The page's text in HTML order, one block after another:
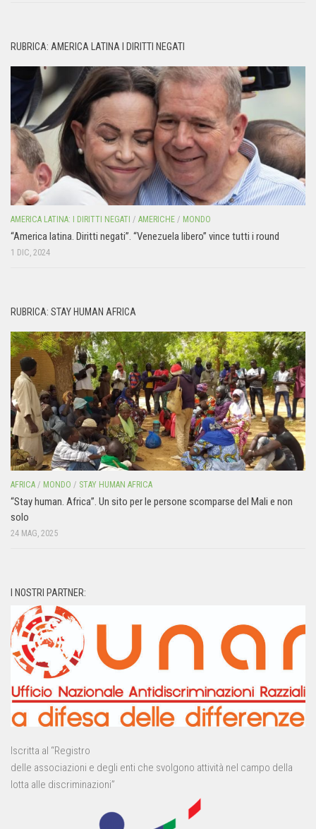
RUBRICA: AMERICA LATINA I DIRITTI NEGATI
AMERICA LATINA: I DIRITTI NEGATI / AMERICHE / MONDO
“America latina. Diritti negati”. “Venezuela libero” vince tutti i round
1 DIC, 2024
RUBRICA: STAY HUMAN AFRICA
AFRICA / MONDO / STAY HUMAN AFRICA
“Stay human. Africa”. Un sito per le persone scomparse del Mali e non
solo
24 MAG, 2025
I NOSTRI PARTNER:
Iscritta al “Registro
delle associazioni e degli enti che svolgono attività nel campo della
lotta alle discriminazioni”